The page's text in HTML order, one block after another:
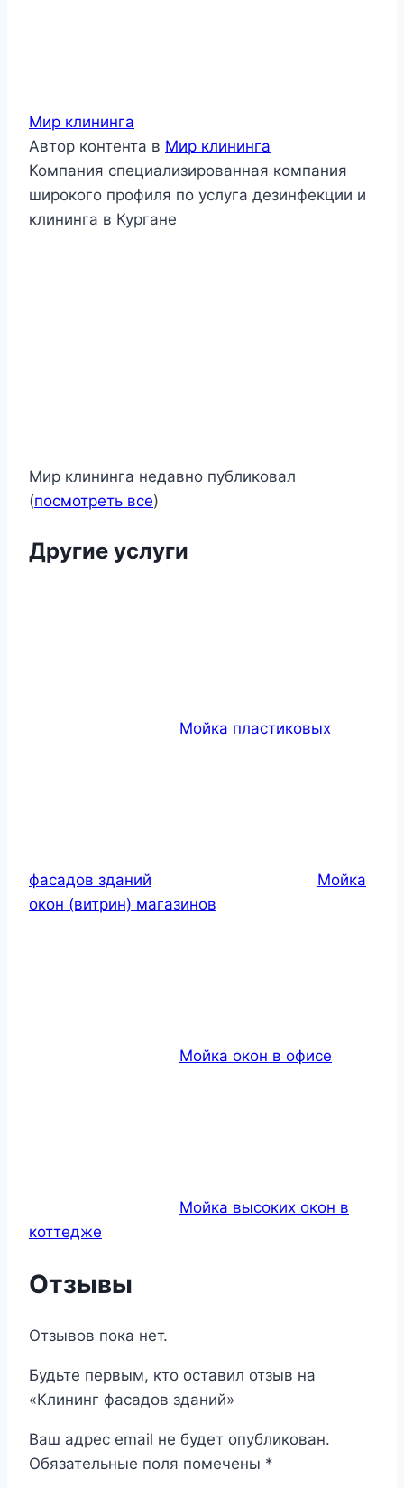
Мир клининга
Автор контента в Мир клининга
Компания специализированная компания
широкого профиля по услуга дезинфекции и
клининга в Кургане
Мир клининга недавно публиковал
(посмотреть все)
Другие услуги
Мойка пластиковых
фасадов зданий
Мойка
окон (витрин) магазинов
Мойка окон в офисе
Мойка высоких окон в
коттедже
Отзывы
Отзывов пока нет.
Будьте первым, кто оставил отзыв на
«Клининг фасадов зданий»
Ваш адрес email не будет опубликован.
Обязательные поля помечены *